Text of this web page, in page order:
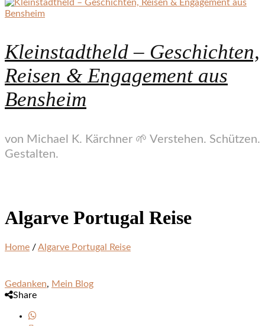
Kleinstadtheld – Geschichten,
Reisen & Engagement aus
Bensheim
von Michael K. Kärchner 🌱 Verstehen. Schützen.
Gestalten.
Algarve Portugal Reise
Home /Algarve Portugal Reise
Gedanken, Mein Blog
Share